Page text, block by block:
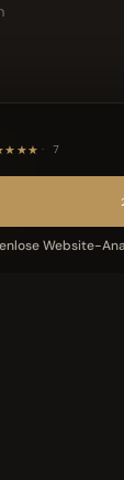
7
Website-